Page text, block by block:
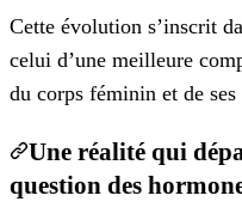
Cette évolution s’inscrit
celui d’une meilleure
du corps féminin et de
Une réalité qui
question des